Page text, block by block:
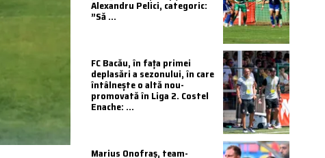
Alexandru Pelici, categoric:
”Să ...
FC Bacău, în fața primei
deplasări a sezonului, în care
întâlnește o altă nou-
promovată în Liga 2. Costel
Enache: ...
Marius Onofraș, team-